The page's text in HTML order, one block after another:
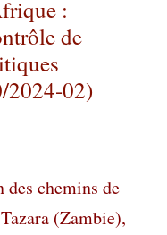
:
de
2024-02)
chemins de
(Zambie),